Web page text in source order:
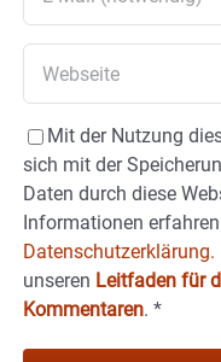
Mit der Nutzung
sich mit der
Daten durch diese
Informationen
Datenschutzerklärung.
unseren Leitfaden für
Kommentaren. *